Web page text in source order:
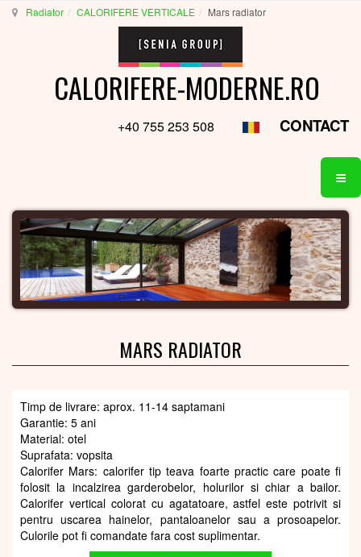
Radiator CALORIFERE VERTICALE Mars radiator
CALORIFERE-MODERNE.RO
+40 755 253 508 CONTACT
MARS RADIATOR
Timp de livrare: aprox. 11-14 saptamani
Garantie: 5 ani
Material: otel
Suprafata: vopsita
Calorifer Mars: calorifer tip teava foarte practic care poate fi
folosit la incalzirea garderobelor, holurilor si chiar a bailor.
Calorifer vertical colorat cu agatatoare, astfel este potrivit si
pentru uscarea hainelor, pantaloanelor sau a prosoapelor.
Culorile pot fi comandate fara cost suplimentar.